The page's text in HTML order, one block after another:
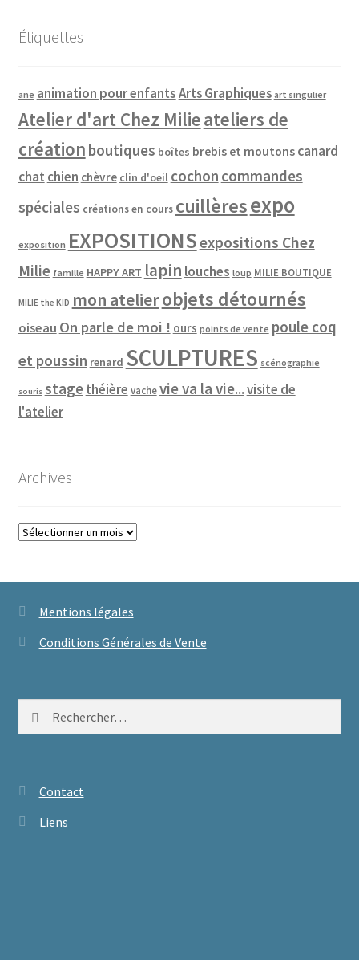
Étiquettes
ane animation pour enfantsArts Graphiques art singulier
Atelier d'art Chez Milieateliers de
création boutiques boîtes brebis et moutons canard
chat chien chèvre clin d'oeil cochon commandes
spéciales créations en cours cuillèresexpo
exposition EXPOSITIONSexpositions Chez
Milie famille HAPPY ART lapin louches loup MILIE BOUTIQUE
MILIE the KID mon atelierobjets détournés
oiseau On parle de moi ! ours points de vente poule coq
et poussin renard SCULPTURES scénographie
souris stagethéière vache vie va la vie...visite de
l'atelier
Archives
Archives
Mentions légales
Conditions Générales de Vente
Contact
Liens